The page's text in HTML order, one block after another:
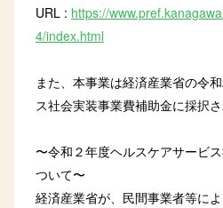
URL : https://
4/index.html
また、本事業は経済産業省の令
ス社会実装事業費補助金に採択さ
〜令和２年度ヘルスケアサービ
ついて〜
経済産業省が、民間事業者等に